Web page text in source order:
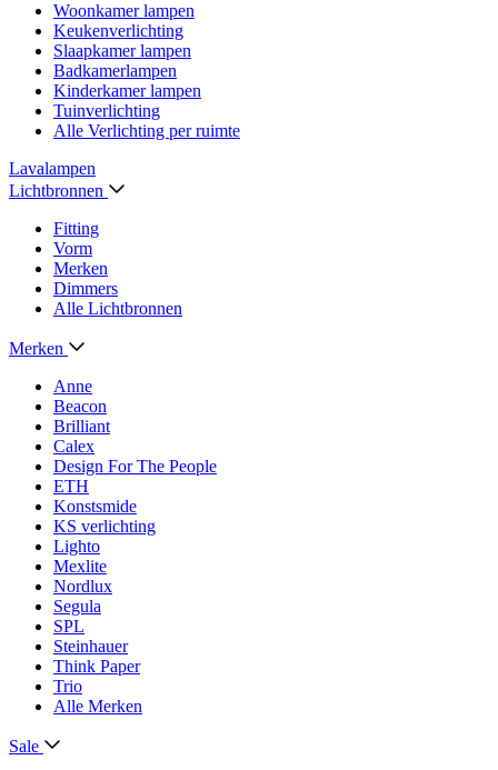
Woonkamer lampen
Keukenverlichting
Slaapkamer lampen
Badkamerlampen
Kinderkamer lampen
Tuinverlichting
Alle Verlichting per ruimte
Lavalampen
Lichtbronnen
Fitting
Vorm
Merken
Dimmers
Alle Lichtbronnen
Merken
Anne
Beacon
Brilliant
Calex
Design For The People
ETH
Konstsmide
KS verlichting
Lighto
Mexlite
Nordlux
Segula
SPL
Steinhauer
Think Paper
Trio
Alle Merken
Sale